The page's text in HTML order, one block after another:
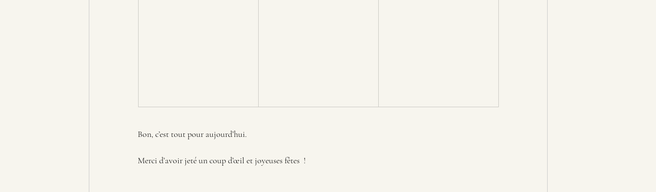
Bon, c’est tout pour aujourd’hui.
Merci d’avoir jeté un coup d’œil et joyeuses fêtes  !